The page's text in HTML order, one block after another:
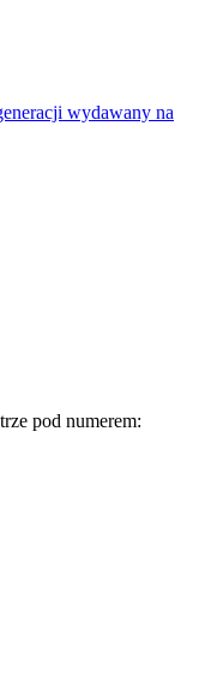
wydawany na
pod numerem: